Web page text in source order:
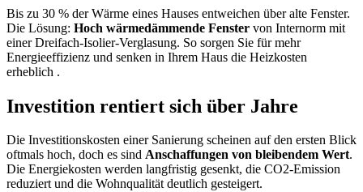
Bis zu 30 % der Wärme eines Hauses entweichen über alte Fenster.
Die Lösung: Hoch wärmedämmende Fenster von Internorm mit
einer Dreifach-Isolier-Verglasung. So sorgen Sie für mehr
Energieeffizienz und senken in Ihrem Haus die Heizkosten
erheblich .
Investition rentiert sich über Jahre
Die Investitionskosten einer Sanierung scheinen auf den ersten Blick
oftmals hoch, doch es sind Anschaffungen von bleibendem Wert.
Die Energiekosten werden langfristig gesenkt, die CO2-Emission
reduziert und die Wohnqualität deutlich gesteigert.